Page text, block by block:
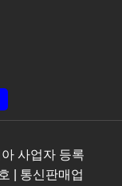
사업자 등록
| 통신판매업